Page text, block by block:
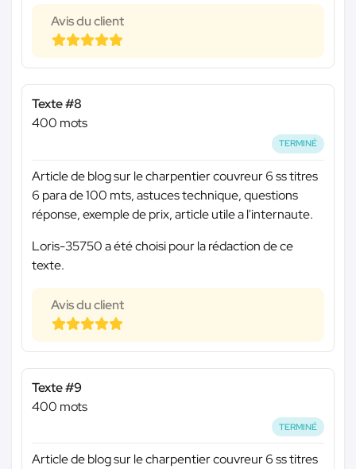
Avis du client
Texte #8
400 mots
TERMINÉ
Article de blog sur le charpentier couvreur 6 ss titres
6 para de 100 mts, astuces technique, questions
réponse, exemple de prix, article utile a l'internaute.
Loris-35750 a été choisi pour la rédaction de ce
texte.
Avis du client
Texte #9
400 mots
TERMINÉ
Article de blog sur le charpentier couvreur 6 ss titres